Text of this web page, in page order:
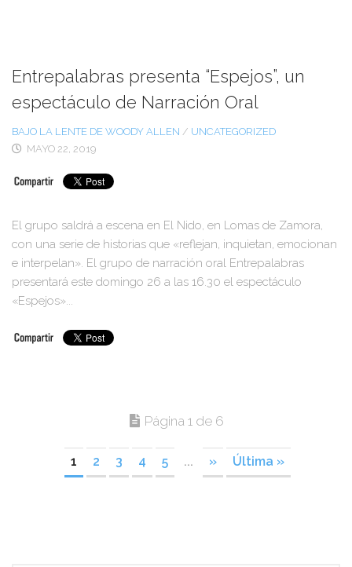
Entrepalabras presenta “Espejos”, un
espectáculo de Narración Oral
BAJO LA LENTE DE WOODY ALLEN / UNCATEGORIZED
MAYO 22, 2019
El grupo saldrá a escena en El Nido, en Lomas de Zamora,
con una serie de historias que «reflejan, inquietan, emocionan
e interpelan». El grupo de narración oral Entrepalabras
presentará este domingo 26 a las 16.30 el espectáculo
«Espejos»...
Página 1 de 6
1 2 3 4 5 ... » Última »